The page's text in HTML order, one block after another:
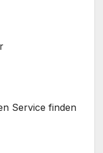
Service finden